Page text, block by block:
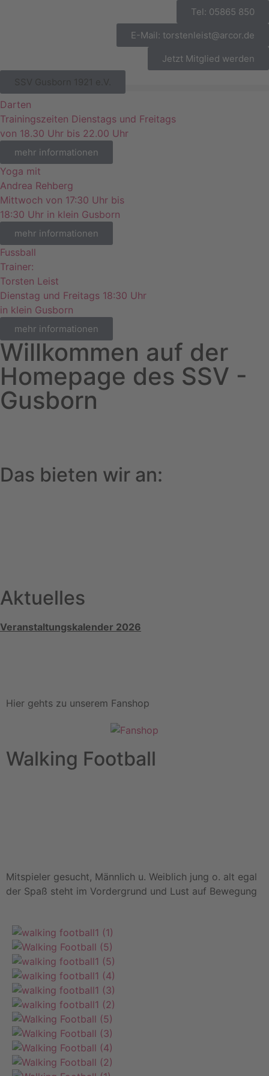
Tel: 05865 850
E-Mail: torstenleist@arcor.de
Jetzt Mitglied werden
Darten
Trainingszeiten Dienstags und Freitags
von 18.30 Uhr bis 22.00 Uhr
mehr informationen
Yoga mit
Andrea Rehberg
Mittwoch von 17:30 Uhr bis
18:30 Uhr in klein Gusborn
mehr informationen
Fussball
Trainer:
Torsten Leist
Dienstag und Freitags 18:30 Uhr
in klein Gusborn
mehr informationen
Willkommen auf der
Homepage des SSV -
Gusborn
Das bieten wir an:
Aktuelles
Veranstaltungskalender 2026
Hier gehts zu unserem Fanshop
Walking Football
Mitspieler gesucht, Männlich u. Weiblich jung o. alt egal
der Spaß steht im Vordergrund und Lust auf Bewegung